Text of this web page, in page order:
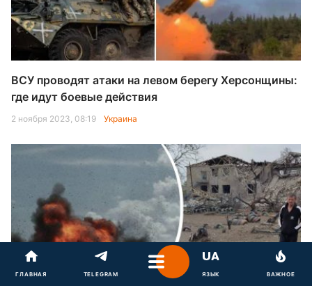
ВСУ проводят атаки на левом берегу Херсонщины:
где идут боевые действия
2 ноября 2023, 08:19 Украина
ГЛАВНАЯ TELEGRAM ЯЗЫК ВАЖНОЕ